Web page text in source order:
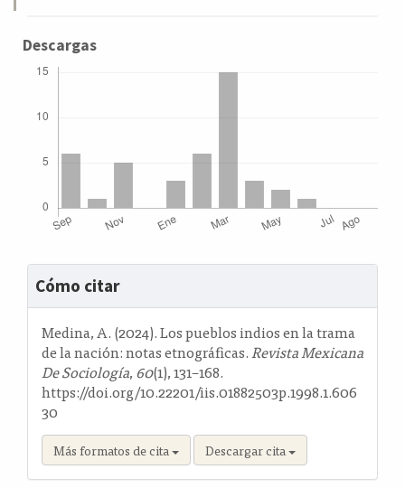
Descargas
Detalles
del
artículo
Cómo citar
Medina, A. (2024). Los pueblos indios en la trama
de la nación: notas etnográficas.Revista Mexicana
De Sociología, 60(1), 131–168.
https://doi.org/10.22201/iis.01882503p.1998.1.606
30
Más formatos de cita Descargar cita